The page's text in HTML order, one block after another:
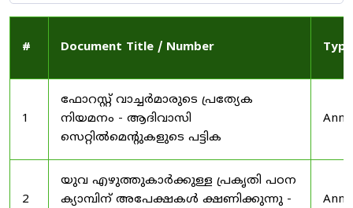
# Document Title / Number Type
1
ഫോറസ്റ്റ് വാച്ചർമാരുടെ പ്രത്യേക
നിയമനം - ആദിവാസി
സെറ്റിൽമെന്റുകളുടെ പട്ടിക
2
യുവ എഴുത്തുകാർക്കുള്ള പ്രകൃതി പഠന
ക്യാമ്പിന് അപേക്ഷകൾ ക്ഷണിക്കുന്നു -